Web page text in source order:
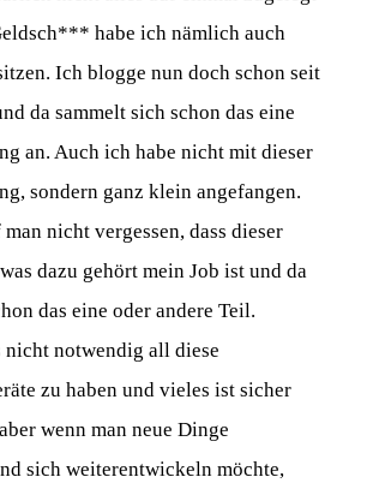
habe ich nämlich auch
Ich blogge nun doch schon seit
da sammelt sich schon das eine
an. Auch ich habe nicht mit dieser
sondern ganz klein angefangen.
nicht vergessen, dass dieser
dazu gehört mein Job ist und da
das eine oder andere Teil.
notwendig all diese
zu haben und vieles ist sicher
wenn man neue Dinge
sich weiterentwickeln möchte,